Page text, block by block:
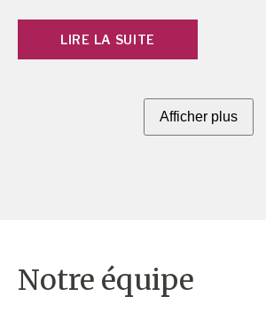
LIRE LA SUITE
Afficher plus
Notre équipe